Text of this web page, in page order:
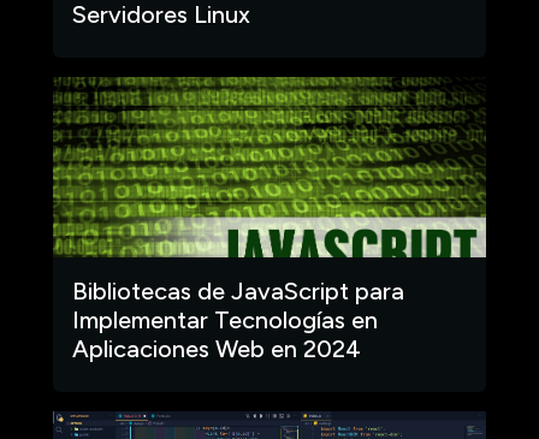
Servidores Linux
Bibliotecas de JavaScript para
Implementar Tecnologías en
Aplicaciones Web en 2024